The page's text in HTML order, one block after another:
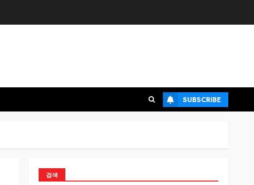
SUBSCRIBE
검색